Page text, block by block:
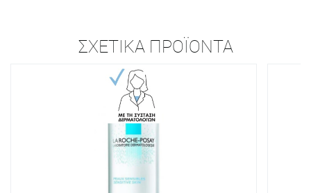
ΣΧΕΤΙΚΆ ΠΡΟΪΌΝΤΑ